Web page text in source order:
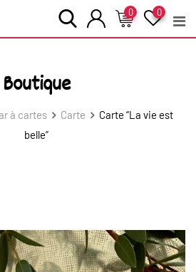
0
0
Boutique
à cartes Carte
Carte “La vie est
belle”